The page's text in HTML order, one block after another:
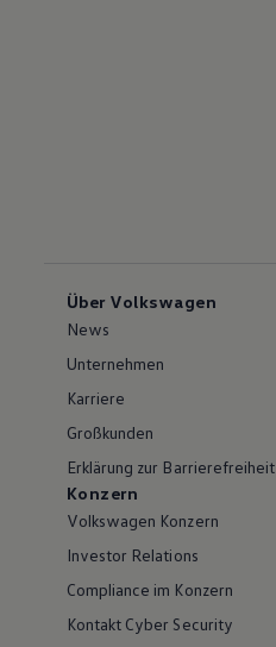
Über Volkswagen
News
Unternehmen
Karriere
Großkunden
Erklärung zur Barrierefreiheit
Konzern
Volkswagen Konzern
Investor Relations
Compliance im Konzern
Kontakt Cyber Security